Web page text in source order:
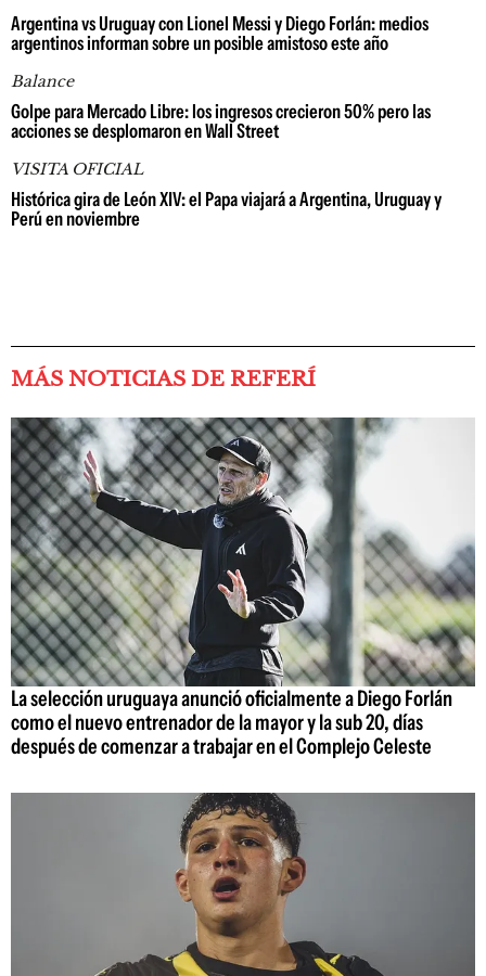
Argentina vs Uruguay con Lionel Messi y Diego Forlán: medios
argentinos informan sobre un posible amistoso este año
Balance
Golpe para Mercado Libre: los ingresos crecieron 50% pero las
acciones se desplomaron en Wall Street
VISITA OFICIAL
Histórica gira de León XIV: el Papa viajará a Argentina, Uruguay y
Perú en noviembre
MÁS NOTICIAS DE REFERÍ
La selección uruguaya anunció oficialmente a Diego Forlán
como el nuevo entrenador de la mayor y la sub 20, días
después de comenzar a trabajar en el Complejo Celeste